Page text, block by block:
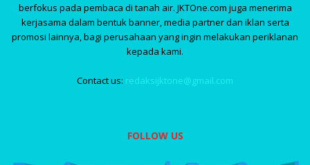
berfokus pada pembaca di tanah air. JKTOne.com juga menerima
kerjasama dalam bentuk banner, media partner dan iklan serta
promosi lainnya, bagi perusahaan yang ingin melakukan periklanan
kepada kami.
Contact us: redaksijktone@gmail.com
FOLLOW US